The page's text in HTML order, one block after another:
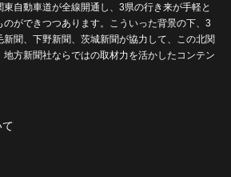
自動車道が全線開通し、3県の行き来が手軽と
ができつつあります。こういった背景の下、3
聞、下野新聞、茨城新聞が協力して、この北関
方新聞社ならではの取材力を活かしたコンテン